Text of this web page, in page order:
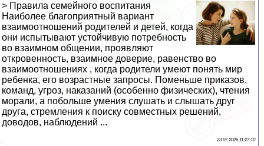
> Правила семейного воспитания
Наиболее благоприятный вариант
взаимоотношений родителей и детей, когда
они испытывают устойчивую потребность
во взаимном общении, проявляют
откровенность, взаимное доверие, равенство во
взаимоотношениях , когда родители умеют понять мир
ребенка, его возрастные запросы. Поменьше приказов,
команд, угроз, наказаний (особенно физических), чтения
морали, а побольше умения слушать и слышать друг
друга, стремления к поиску совместных решений,
доводов, наблюдений ...
23 07 2026 11:27:10